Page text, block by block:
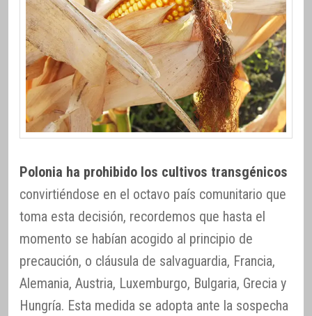
Polonia ha prohibido los cultivos transgénicos
convirtiéndose en el octavo país comunitario que
toma esta decisión, recordemos que hasta el
momento se habían acogido al principio de
precaución, o cláusula de salvaguardia, Francia,
Alemania, Austria, Luxemburgo, Bulgaria, Grecia y
Hungría. Esta medida se adopta ante la sospecha